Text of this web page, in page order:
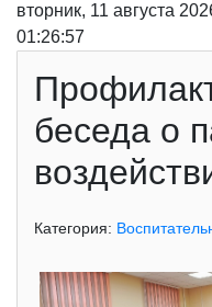
вторник, 11 августа
01:26:57
беседа о
Категория: